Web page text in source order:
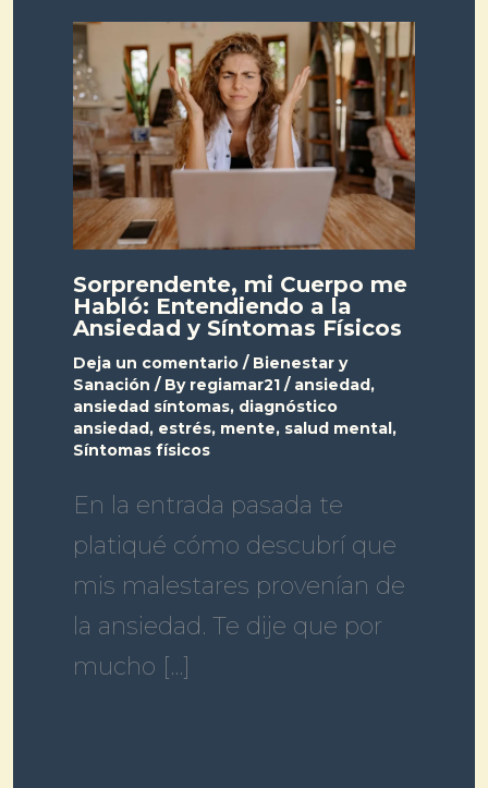
Sorprendente, mi Cuerpo me
Habló: Entendiendo a la
Ansiedad y Síntomas Físicos
Deja un comentario / Bienestar y
Sanación / By regiamar21 / ansiedad ,
ansiedad síntomas, diagnóstico
ansiedad , estrés, mente, salud mental ,
Síntomas físicos
En la entrada pasada te
platiqué cómo descubrí que
mis malestares provenían de
la ansiedad. Te dije que por
mucho […]